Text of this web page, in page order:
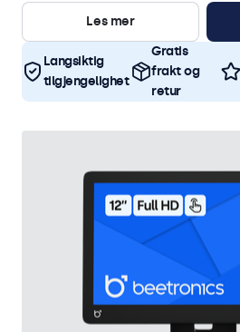
Les mer
Langsiktig
tilgjengelighet
Gratis
frakt og
retur